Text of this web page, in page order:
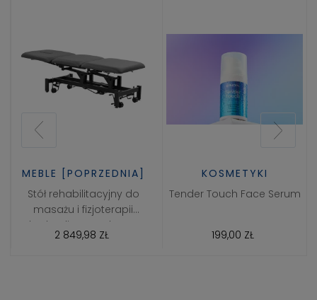
KOSMETYKI
Tender Touch Face Serum
199,00 ZŁ
KOSMETYKI
Barrier Boost Face Cream
199,00 ZŁ